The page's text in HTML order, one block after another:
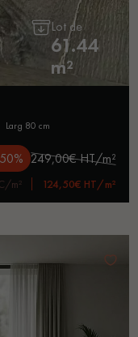
Lot de
61.44
m²
larg 80 cm
249,00€ HT/m²
m² 124,50€ HT/m²